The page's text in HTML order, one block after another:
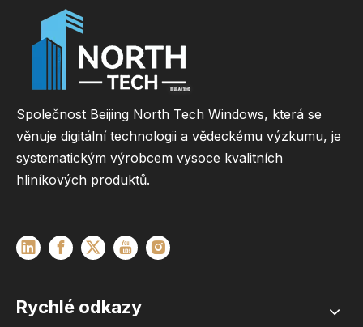
Společnost Beijing North Tech Windows, která se
věnuje digitální technologii a vědeckému výzkumu, je
systematickým výrobcem vysoce kvalitních
hliníkových produktů.
Rychlé odkazy